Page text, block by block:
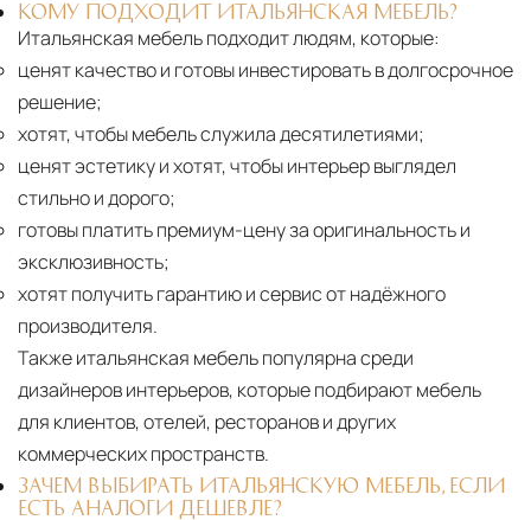
КОМУ ПОДХОДИТ ИТАЛЬЯНСКАЯ МЕБЕЛЬ?
Итальянская мебель подходит людям, которые:
ценят качество и готовы инвестировать в долгосрочное
решение;
хотят, чтобы мебель служила десятилетиями;
ценят эстетику и хотят, чтобы интерьер выглядел
стильно и дорого;
готовы платить премиум-цену за оригинальность и
эксклюзивность;
хотят получить гарантию и сервис от надёжного
производителя.
Также итальянская мебель популярна среди
дизайнеров интерьеров, которые подбирают мебель
для клиентов, отелей, ресторанов и других
коммерческих пространств.
ЗАЧЕМ ВЫБИРАТЬ ИТАЛЬЯНСКУЮ МЕБЕЛЬ, ЕСЛИ
ЕСТЬ АНАЛОГИ ДЕШЕВЛЕ?